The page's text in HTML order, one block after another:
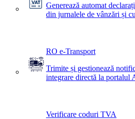
Generează automat
din jurnalele de vânzări și
RO e-Transport
Trimite și gestionează
integrare directă la portalul
Verificare coduri TVA